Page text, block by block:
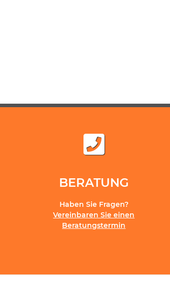
BERATUNG
Haben Sie Fragen?
Vereinbaren Sie einen
Beratungstermin